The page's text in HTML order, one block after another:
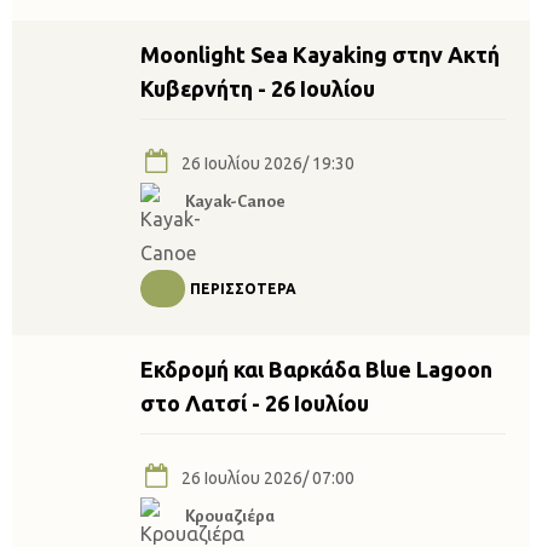
Moonlight Sea Kayaking στην Ακτή
Κυβερνήτη - 26 Ιουλίου
26 Ιουλίου 2026/ 19:30
Kayak-Canoe
ΠΕΡΙΣΣΌΤΕΡΑ
Εκδρομή και Βαρκάδα Blue Lagoon
στο Λατσί - 26 Ιουλίου
26 Ιουλίου 2026/ 07:00
Κρουαζιέρα